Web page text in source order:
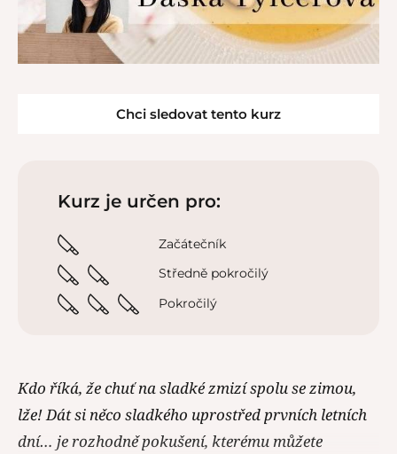
Chci sledovat tento kurz
Kurz je určen pro:
Začátečník
Středně pokročilý
Pokročilý
Kdo říká, že chuť na sladké zmizí spolu se zimou,
lže! Dát si něco sladkého uprostřed prvních letních
dní… je rozhodně pokušení, kterému můžete